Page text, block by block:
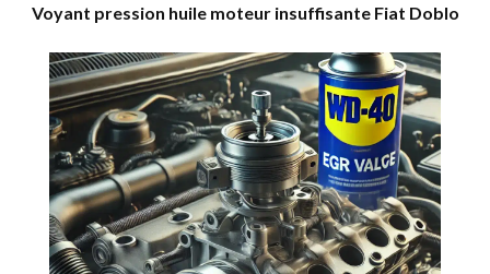
Voyant pression huile moteur insuffisante Fiat Doblo